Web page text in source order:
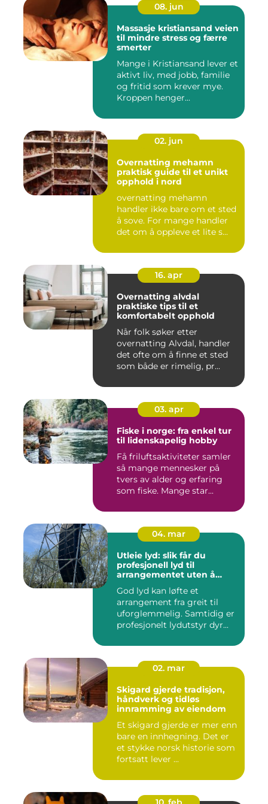
08. jun
Massasje kristiansand veien
til mindre stress og færre
smerter
Mange i Kristiansand lever et
aktivt liv, med jobb, familie
og fritid som krever mye.
Kroppen henger...
02. jun
Overnatting mehamn
praktisk guide til et unikt
opphold i nord
overnatting mehamn
handler ikke bare om et sted
å sove. For mange handler
det om å oppleve et lite s...
16. apr
Overnatting alvdal
praktiske tips til et
komfortabelt opphold
Når folk søker etter
overnatting Alvdal, handler
det ofte om å finne et sted
som både er rimelig, pr...
03. apr
Fiske i norge: fra enkel tur
til lidenskapelig hobby
Få friluftsaktiviteter samler
så mange mennesker på
tvers av alder og erfaring
som fiske. Mange star...
04. mar
Utleie lyd: slik får du
profesjonell lyd til
arrangementet uten å
God lyd kan løfte et
arrangement fra greit til
uforglemmelig. Samtidig er
profesjonelt lydutstyr dyr...
02. mar
Skigard gjerde tradisjon,
håndverk og tidløs
innramming av eiendom
Et skigard gjerde er mer enn
bare en innhegning. Det er
et stykke norsk historie som
fortsatt lever ...